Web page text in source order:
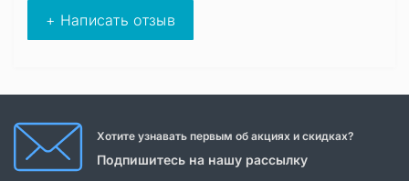
+ Написать отзыв
Хотите узнавать первым об акциях и скидках?
Подпишитесь на нашу рассылку